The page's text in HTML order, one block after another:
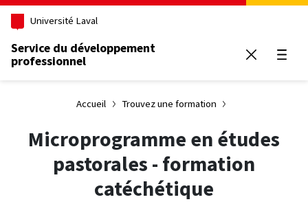
Aller au contenu principal
Université Laval
Service du développement
professionnel
Accueil Trouvez une formation
Microprogramme en études
pastorales - formation
catéchétique